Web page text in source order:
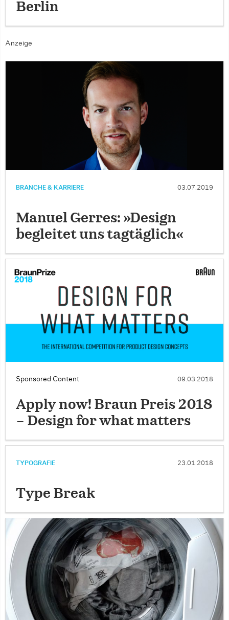
Berlin
Anzeige
BRANCHE & KARRIERE 03.07.2019
Manuel Gerres: »Design
begleitet uns tagtäglich«
Sponsored Content 09.03.2018
Apply now! Braun Preis 2018
– Design for what matters
TYPOGRAFIE 23.01.2018
Type Break